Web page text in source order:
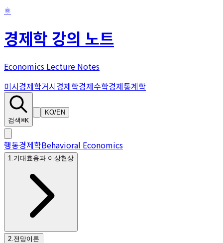
⚛
경제학 강의 노트
Economics Lecture Notes
미시경제학거시경제학경제수학경제통계학
검색⌘K
KO/EN
행동경제학Behavioral Economics
1 기대효용과 이상현상
2 전망이론